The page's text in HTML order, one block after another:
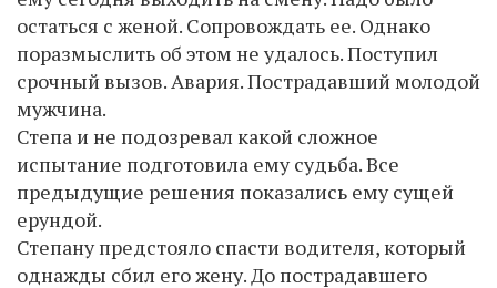
остаться с женой. Сопровождать ее. Однако
поразмыслить об этом не удалось. Поступил
срочный вызов. Авария. Пострадавший молодой
мужчина.
Степа и не подозревал какой сложное
испытание подготовила ему судьба. Все
предыдущие решения показались ему сущей
ерундой.
Степану предстояло спасти водителя, который
однажды сбил его жену. До пострадавшего